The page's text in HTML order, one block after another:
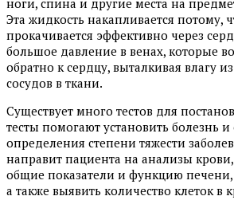
ноги, спина и другие места на
Эта жидкость накапливается потому,
прокачивается эффективно через
большое давление в венах, которые
обратно к сердцу, выталкивая влагу
сосудов в ткани.
Существует много тестов для
тесты помогают установить болезнь и
определения степени тяжести
направит пациента на анализы
общие показатели и функцию
а также выявить количество клеток в